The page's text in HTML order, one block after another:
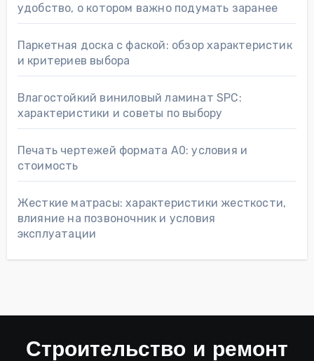
удобство, о котором важно подумать заранее
Паркетная доска с фаской: обзор характеристик
и критериев выбора
Влагостойкий виниловый ламинат SPC:
характеристики и советы по выбору
Печать чертежей формата А0: условия и
стоимость
Жесткие матрасы: характеристики жесткости,
влияние на позвоночник и условия
эксплуатации
Строительство и ремонт